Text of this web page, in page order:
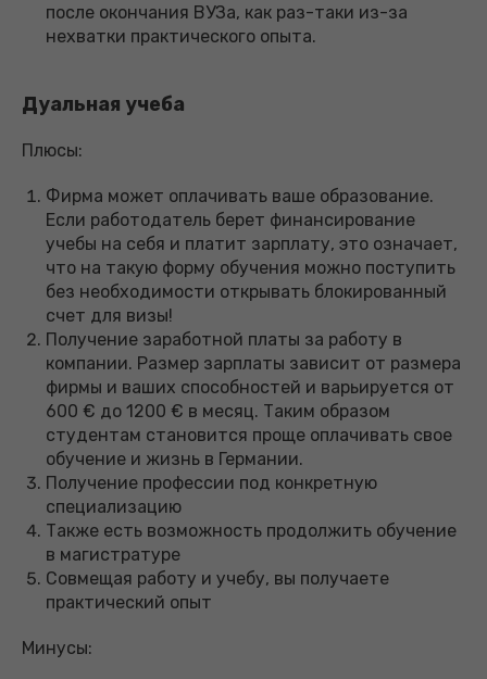
после окончания ВУЗа, как раз-таки из-за
нехватки практического опыта.
Дуальная учеба
Плюсы:
Фирма может оплачивать ваше образование.
Если работодатель берет финансирование
учебы на себя и платит зарплату, это означает,
что на такую форму обучения можно поступить
без необходимости открывать блокированный
счет для визы!
Получение заработной платы за работу в
компании. Размер зарплаты зависит от размера
фирмы и ваших способностей и варьируется от
600 € до 1200 € в месяц. Таким образом
студентам становится проще оплачивать свое
обучение и жизнь в Германии.
Получение профессии под конкретную
специализацию
Также есть возможность продолжить обучение
в магистратуре
Совмещая работу и учебу, вы получаете
практический опыт
Минусы: